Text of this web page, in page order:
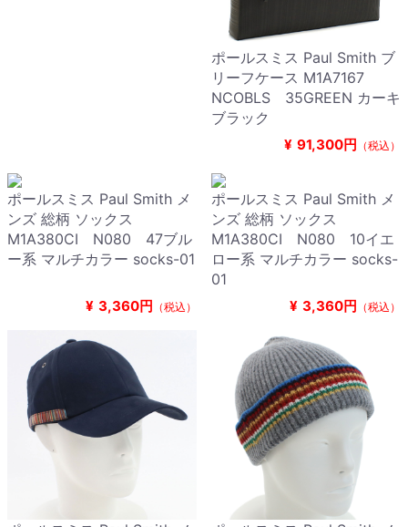
ポールスミス Paul Smith ブ
リーフケース M1A7167
NCOBLS 35GREEN カーキ
ブラック
¥ 91,300円 （税込）
ポールスミス Paul Smith メ
ンズ 総柄 ソックス
M1A380CI N080 47ブル
ー系 マルチカラー socks-01
¥ 3,360円 （税込）
ポールスミス Paul Smith メ
ンズ 総柄 ソックス
M1A380CI N080 10イエ
ロー系 マルチカラー socks-
01
¥ 3,360円 （税込）